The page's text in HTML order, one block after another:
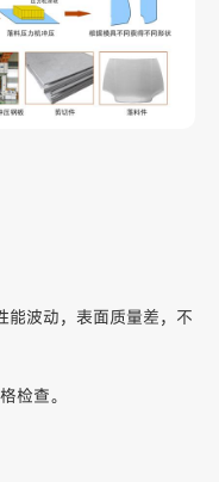
能波动，表面质量差，不
检查。